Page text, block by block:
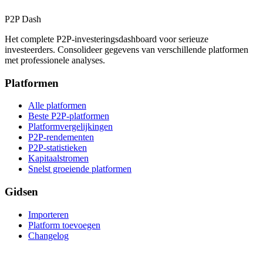
P2P Dash
Het complete P2P-investeringsdashboard voor serieuze
investeerders. Consolideer gegevens van verschillende platformen
met professionele analyses.
Platformen
Alle platformen
Beste P2P-platformen
Platformvergelijkingen
P2P-rendementen
P2P-statistieken
Kapitaalstromen
Snelst groeiende platformen
Gidsen
Importeren
Platform toevoegen
Changelog